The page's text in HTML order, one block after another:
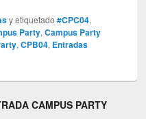
y etiquetado#CPC04,
Party,Campus Party
,CPB04, Entradas
CAMPUS PARTY